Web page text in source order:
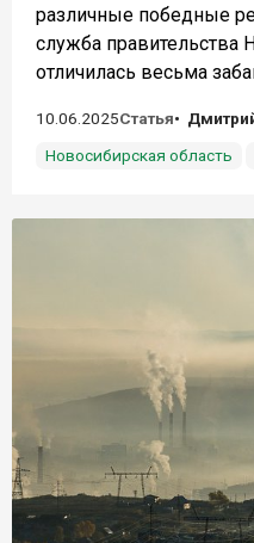
различные победные
служба правительства
отличилась весьма
10.06.2025Статья
Новосибирская область